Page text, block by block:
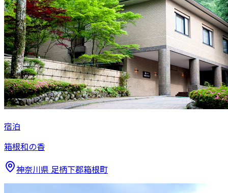
宿泊
箱根和の香
神奈川県 足柄下郡箱根町